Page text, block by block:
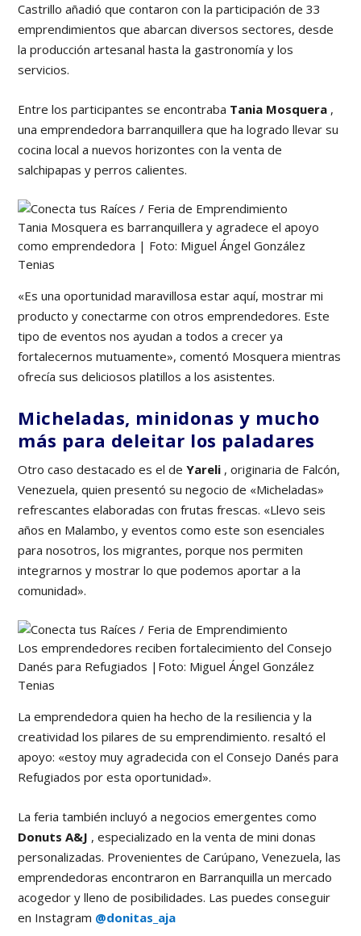
Castrillo añadió que contaron con la participación de 33
emprendimientos que abarcan diversos sectores, desde
la producción artesanal hasta la gastronomía y los
servicios.
Entre los participantes se encontraba Tania Mosquera ,
una emprendedora barranquillera que ha logrado llevar su
cocina local a nuevos horizontes con la venta de
salchipapas y perros calientes.
Tania Mosquera es barranquillera y agradece el apoyo
como emprendedora | Foto: Miguel Ángel González
Tenias
«Es una oportunidad maravillosa estar aquí, mostrar mi
producto y conectarme con otros emprendedores. Este
tipo de eventos nos ayudan a todos a crecer ya
fortalecernos mutuamente», comentó Mosquera mientras
ofrecía sus deliciosos platillos a los asistentes.
Micheladas, minidonas y mucho
más para deleitar los paladares
Otro caso destacado es el deYareli , originaria de Falcón,
Venezuela, quien presentó su negocio de «Micheladas»
refrescantes elaboradas con frutas frescas. «Llevo seis
años en Malambo, y eventos como este son esenciales
para nosotros, los migrantes, porque nos permiten
integrarnos y mostrar lo que podemos aportar a la
comunidad».
Los emprendedores reciben fortalecimiento del Consejo
Danés para Refugiados |Foto: Miguel Ángel González
Tenias
La emprendedora quien ha hecho de la resiliencia y la
creatividad los pilares de su emprendimiento. resaltó el
apoyo: «estoy muy agradecida con el Consejo Danés para
Refugiados por esta oportunidad».
La feria también incluyó a negocios emergentes como
Donuts A&J , especializado en la venta de mini donas
personalizadas. Provenientes de Carúpano, Venezuela, las
emprendedoras encontraron en Barranquilla un mercado
acogedor y lleno de posibilidades. Las puedes conseguir
en Instagram @donitas_aja